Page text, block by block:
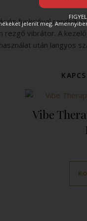
funkcióval
rezgő vibrátor. A
után langyos
Vibe
jelenít meg.